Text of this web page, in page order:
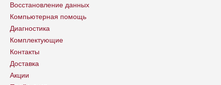
Восстановление данных
Компьютерная помощь
Диагностика
Комплектующие
Контакты
Доставка
Акции